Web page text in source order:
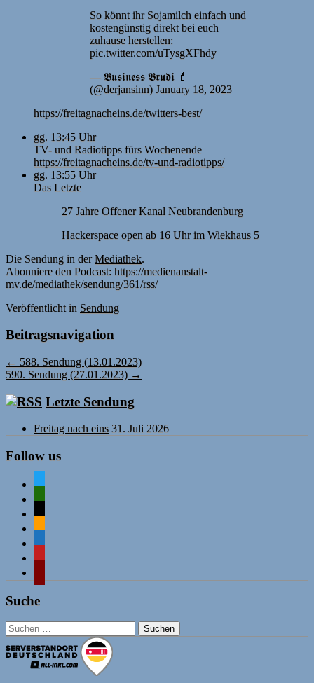
So könnt ihr Sojamilch einfach und
kostengünstig direkt bei euch
zuhause herstellen:
pic.twitter.com/uTysgXFhdy
— 𝕭𝖚𝖘𝖎𝖓𝖊𝖘𝖘 𝕭𝖗𝖚𝖉𝖎 💄
(@derjansinn) January 18, 2023
https://freitagnacheins.de/twitters-best/
gg. 13:45 Uhr
TV- und Radiotipps fürs Wochenende
https://freitagnacheins.de/tv-und-radiotipps/
gg. 13:55 Uhr
Das Letzte
27 Jahre Offener Kanal Neubrandenburg
Hackerspace open ab 16 Uhr im Wiekhaus 5
Die Sendung in derMediathek.
Abonniere den Podcast: https://medienanstalt-
mv.de/mediathek/sendung/361/rss/
Veröffentlicht in Sendung
Beitragsnavigation
← 588. Sendung (13.01.2023)
590. Sendung (27.01.2023) →
Letzte Sendung
Freitag nach eins 31. Juli 2026
Follow us
Suche
Suchen
nach: